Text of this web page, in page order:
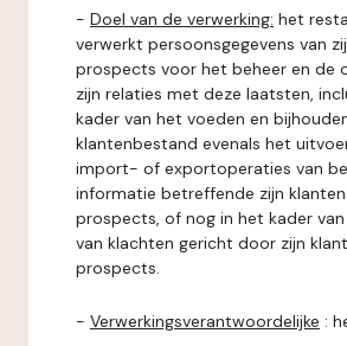
- Doel van de verwerking: het
verwerkt persoonsgegevens van
prospects voor het beheer en de
zijn relaties met deze laatsten,
kader van het voeden en
klantenbestand evenals het
import- of exportoperaties van
informatie betreffende zijn
prospects, of nog in het kader
van klachten gericht door zijn
prospects.
- Verwerkingsverantwoordelijke :